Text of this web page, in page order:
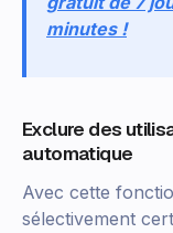
minutes !
Exclure des
automatique
Avec cette
sélectivement